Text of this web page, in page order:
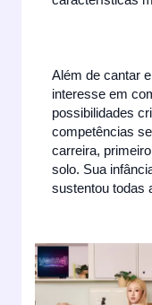
Além de cantar
interesse em
possibilidades
competências
carreira,
solo. Sua
sustentou todas